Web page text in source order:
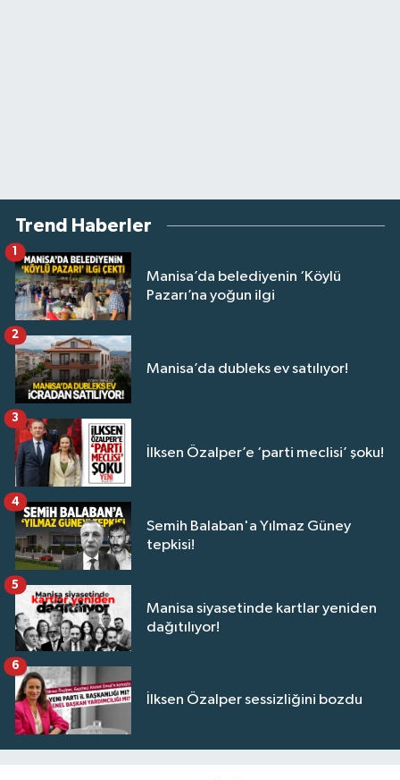
Trend Haberler
Manisa’da belediyenin ‘Köylü
Pazarı’na yoğun ilgi
1
Manisa’da dubleks ev satılıyor!
2
İlksen Özalper’e ‘parti meclisi’ şoku!
3
Semih Balaban'a Yılmaz Güney
tepkisi!
4
Manisa siyasetinde kartlar yeniden
dağıtılıyor!
5
İlksen Özalper sessizliğini bozdu
6